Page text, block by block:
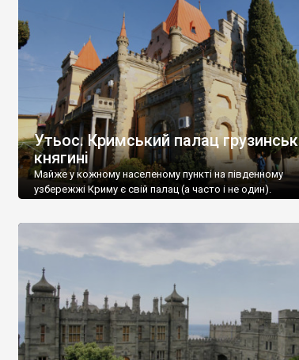
Утьос. Кримський палац
княгині
Майже у кожному населеному пункті на південному
узбережжі Криму є свій палац (а часто і не один).